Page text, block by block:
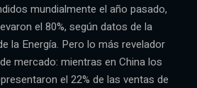
mundialmente el año pasado,
el 80%, según datos de la
la Energía. Pero lo más revelador
mercado: mientras en China los
el 22% de las ventas de